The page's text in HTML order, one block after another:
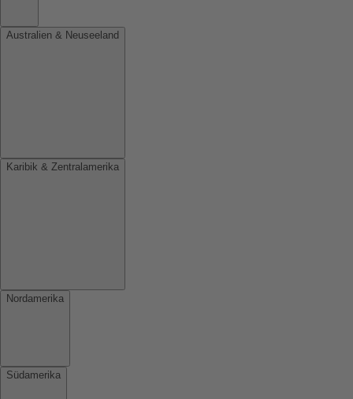
Australien & Neuseeland
Karibik & Zentralamerika
Nordamerika
Südamerika